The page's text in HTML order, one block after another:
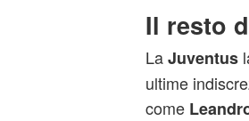
Il resto
LaJuventus
ultime
come